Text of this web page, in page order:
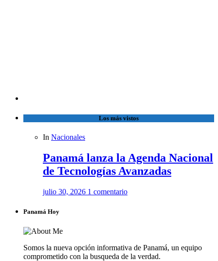
Los más vistos
In Nacionales
Panamá lanza la Agenda Nacional
de Tecnologías Avanzadas
julio 30, 2026 1 comentario
Panamá Hoy
Somos la nueva opción informativa de Panamá, un equipo
comprometido con la busqueda de la verdad.